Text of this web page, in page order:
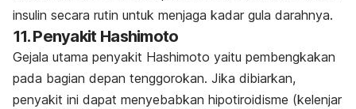
insulin secara rutin untuk menjaga kadar gula darahnya.
11. Penyakit Hashimoto
Gejala utama penyakit Hashimoto yaitu pembengkakan
pada bagian depan tenggorokan. Jika dibiarkan,
penyakit ini dapat menyebabkan hipotiroidisme (kelenjar